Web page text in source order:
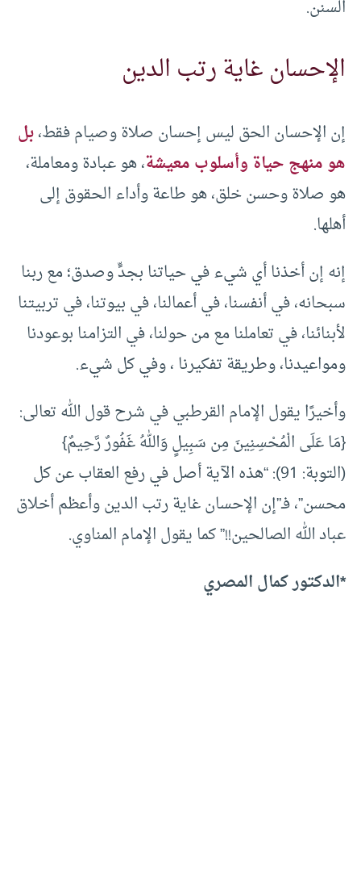
السنن.
الإحسان غاية رتب الدين
إن الإحسان الحق ليس إحسان صلاة وصيام فقط،بل
هو منهج حياة وأسلوب معيشة، هو عبادة ومعاملة،
هو صلاة وحسن خلق، هو طاعة وأداء الحقوق إلى
أهلها.
إنه إن أخذنا أي شيء في حياتنا بجدٍّ وصدق؛ مع ربنا
سبحانه، في أنفسنا، في أعمالنا، في بيوتنا، في تربيتنا
لأبنائنا، في تعاملنا مع من حولنا، في التزامنا بوعودنا
ومواعيدنا، وطريقة تفكيرنا ، وفي كل شيء.
وأخيرًا يقول الإمام القرطبي في شرح قول الله تعالى:
{مَا عَلَى الْمُحْسِنِينَ مِن سَبِيلٍ وَاللهُ غَفُورٌ رَّحِيمٌ}
(التوبة: 91): “هذه الآية أصل في رفع العقاب عن كل
محسن”، فـ”إن الإحسان غاية رتب الدين وأعظم أخلاق
عباد الله الصالحين!!” كما يقول الإمام المناوي.
*الدكتور كمال المصري